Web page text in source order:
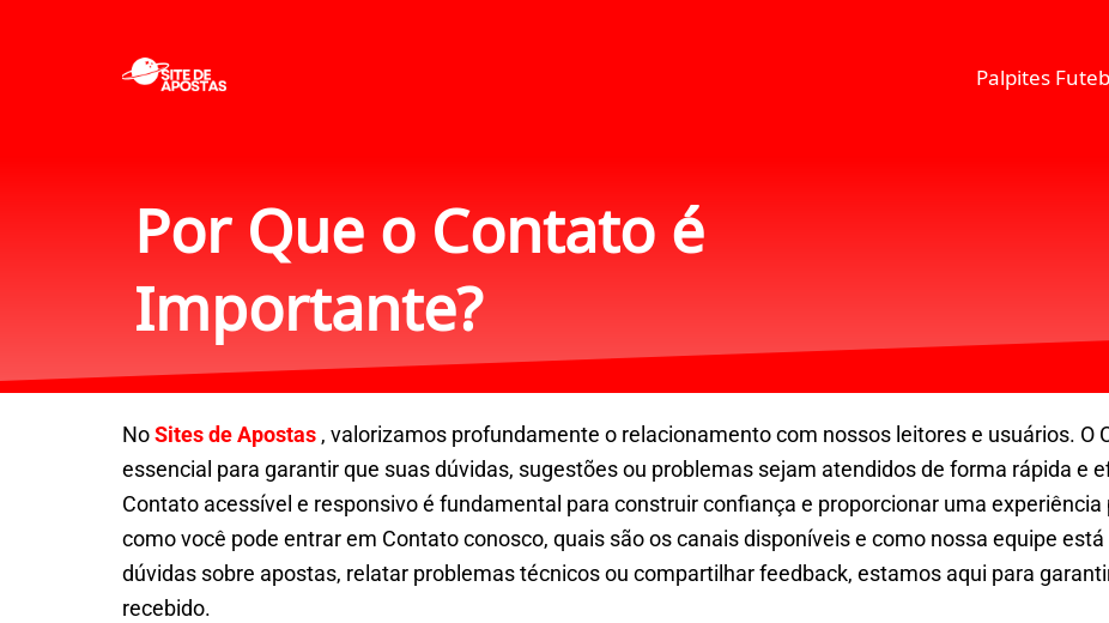
Palpites
Por Que o Contato é
Importante?
NoSites de Apostas , valorizamos profundamente o relacionamento com nossos leitores e usuários. O
essencial para garantir que suas dúvidas, sugestões ou problemas sejam atendidos de forma rápida e
Contato acessível e responsivo é fundamental para construir confiança e proporcionar uma
como você pode entrar em Contato conosco, quais são os canais disponíveis e como nossa equipe
dúvidas sobre apostas, relatar problemas técnicos ou compartilhar feedback, estamos aqui para
recebido.